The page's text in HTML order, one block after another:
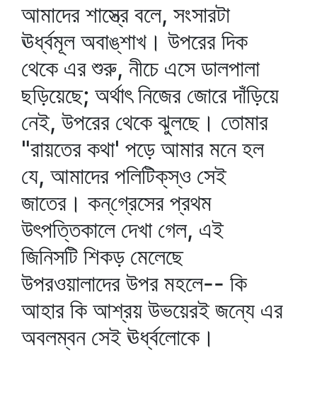
আমাদের শাস্ত্রে বলে, সংসারটা
ঊর্ধ্বমূল অবাঙ্‌শাখ। উপরের দিক
থেকে এর শুরু, নীচে এসে ডালপালা
ছড়িয়েছে; অর্থাৎ নিজের জোরে দাঁড়িয়ে
নেই, উপরের থেকে ঝুলছে। তোমার
"রায়তের কথা' পড়ে আমার মনে হল
যে, আমাদের পলিটিক্‌স্‌ও সেই
জাতের। কন্‌গ্রেসের প্রথম
উৎপত্তিকালে দেখা গেল, এই
জিনিসটি শিকড় মেলেছে
উপরওয়ালাদের উপর মহলে-- কি
আহার কি আশ্রয় উভয়েরই জন্যে এর
অবলম্বন সেই ঊর্ধ্বলোকে।